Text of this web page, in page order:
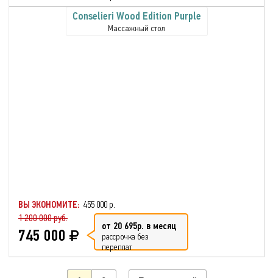
Conselieri Wood Edition Purple
Массажный стол
ВЫ ЭКОНОМИТЕ: 455 000 р.
1 200 000 руб.
745 000 от 20 695р. в месяц
рассрочка без
переплат